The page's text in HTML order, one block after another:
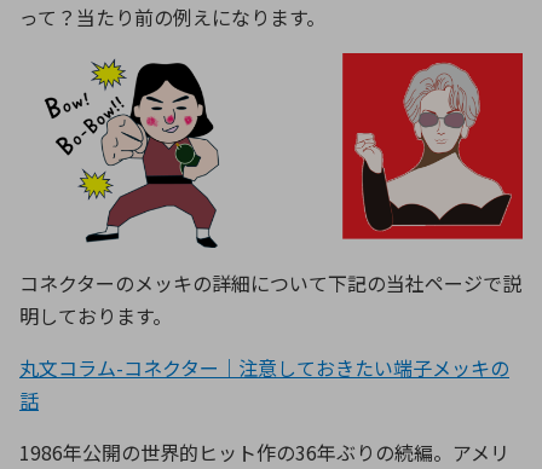
って？当たり前の例えになります。
コネクターのメッキの詳細について下記の当社ページで説
明しております。
丸文コラム-コネクター｜注意しておきたい端子メッキの
話
1986年公開の世界的ヒット作の36年ぶりの続編。アメリ